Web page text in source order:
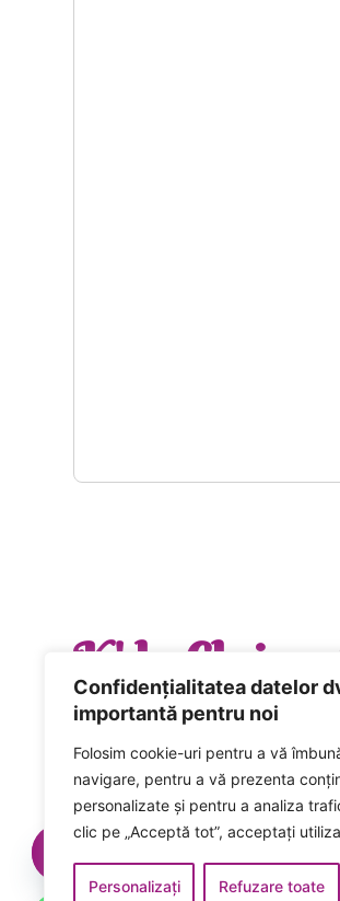
Confidențialitatea datelor
importantă pentru noi
Folosim cookie-uri pentru a vă
navigare, pentru a vă prezenta
personalizate și pentru a analiza
clic pe „Acceptă tot”, acceptați
Personalizați Refuzare toate
K' la Cluj